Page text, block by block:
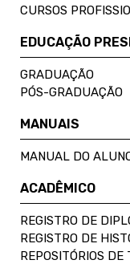
CURSOS
EDUCAÇÃO
GRADUAÇÃO
PÓS-GRADUAÇÃO
MANUAIS
MANUAL DO
ACADÊMICO
REGISTRO DE
REGISTRO DE
REPOSITÓRIOS DE